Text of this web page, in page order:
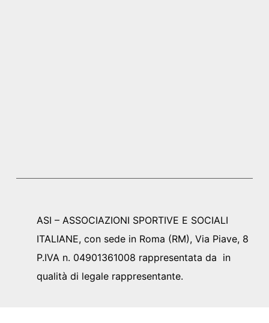
ASI – ASSOCIAZIONI SPORTIVE E SOCIALI
ITALIANE, con sede in Roma (RM), Via Piave, 8
P.IVA n. 04901361008 rappresentata da in
qualità di legale rappresentante.